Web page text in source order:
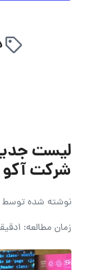
لیست
شرکت آکو صنعت |
نوشته شده توسط
زمان مطالعه: 1دقیقه